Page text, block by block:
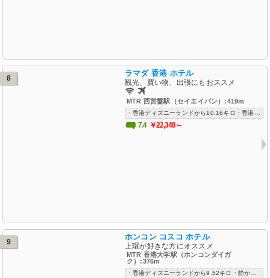
8
ラマダ 香港 ホテル
観光、買い物、出張にもおススメ
MTR 西営盤駅（セイエイバン）:419m
7.4 ￥22,348～
9
ホンコン コスコ ホテル
上環が好きな方にオススメ
MTR 香港大学駅（ホンコンダイガ
ク）:376m